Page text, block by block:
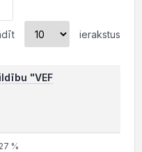
ierakstus
"VEF
%